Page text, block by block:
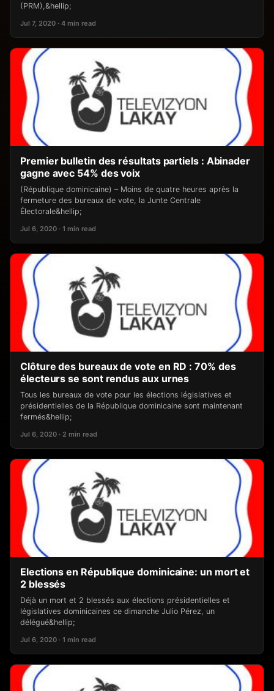
(PRM),&hellip;
Jul 7, 2020 · 4 min read
Premier bulletin des résultats partiels : Abinader
gagne avec 54% des voix
(République dominicaine) – Moins de quatre heures après la
fermeture des bureaux de vote, la Junte Centrale
Électorale&hellip;
Jul 6, 2020 · 1 min read
Clôture des bureaux de vote en RD : 70% des
électeurs se sont rendus aux urnes
Tous les bureaux de vote pour les élections législatives et
présidentielles de la République dominicaine sont maintenant
fermés&hellip;
Jul 6, 2020 · 2 min read
Elections en République dominicaine: un mort et
2 blessés
Déjà un mort et 2 blessés aux élections présidentielles et
législatives dominicaines ce dimanche Julio Pérez, un
délégué&hellip;
Jul 6, 2020 · 1 min read